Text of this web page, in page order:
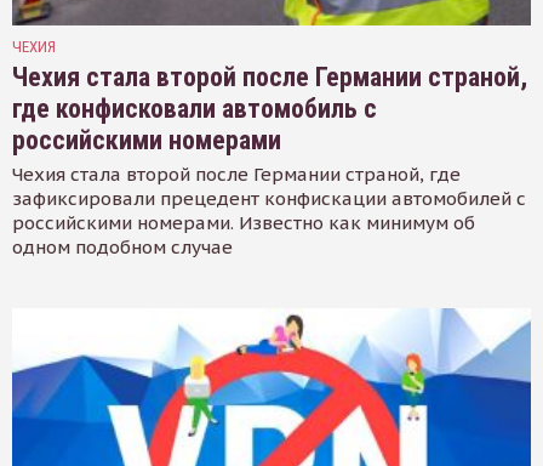
ЧЕХИЯ
Чехия стала второй после Германии страной,
где конфисковали автомобиль с
российскими номерами
Чехия стала второй после Германии страной, где
зафиксировали прецедент конфискации автомобилей с
российскими номерами. Известно как минимум об
одном подобном случае